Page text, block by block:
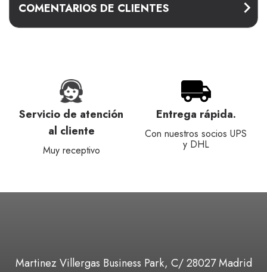
COMENTARIOS DE CLIENTES
Servicio de atención
al cliente
Muy receptivo
Entrega rápida.
Con nuestros socios UPS
y DHL
Martinez Villergas Business Park, C/ 28027 Madrid